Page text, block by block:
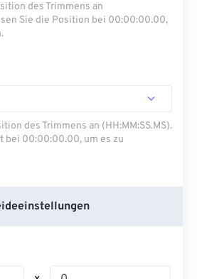
des Trimmens an
Sie die Position bei 00:00:00.00,
des Trimmens an (HH:MM:SS.MS).
bei 00:00:00.00, um es zu